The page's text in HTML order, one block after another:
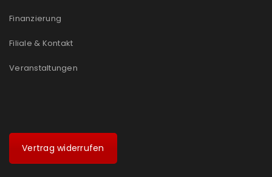
Finanzierung
Filiale & Kontakt
Veranstaltungen
Vertrag widerrufen